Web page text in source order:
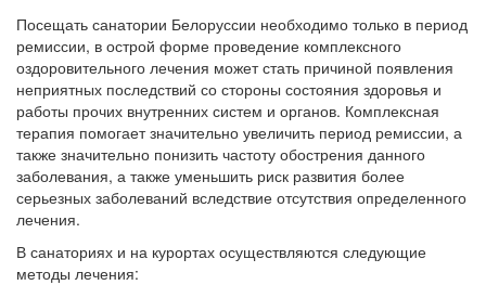
Посещать санатории Белоруссии необходимо только в период
ремиссии, в острой форме проведение комплексного
оздоровительного лечения может стать причиной появления
неприятных последствий со стороны состояния здоровья и
работы прочих внутренних систем и органов. Комплексная
терапия помогает значительно увеличить период ремиссии, а
также значительно понизить частоту обострения данного
заболевания, а также уменьшить риск развития более
серьезных заболеваний вследствие отсутствия определенного
лечения.
В санаториях и на курортах осуществляются следующие
методы лечения: